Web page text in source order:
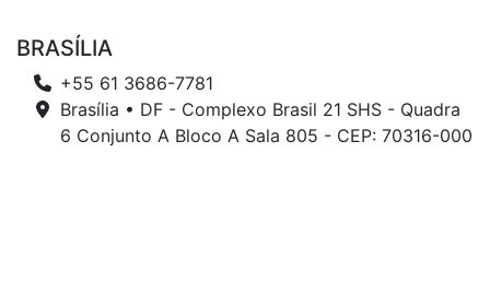
BRASÍLIA
+55 61 3686-7781
Brasília • DF - Complexo Brasil 21 SHS - Quadra
6 Conjunto A Bloco A Sala 805 - CEP: 70316-000